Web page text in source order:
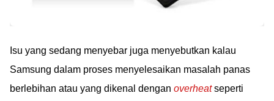
Isu yang sedang menyebar juga menyebutkan kalau
Samsung dalam proses menyelesaikan masalah panas
berlebihan atau yang dikenal dengan overheatseperti